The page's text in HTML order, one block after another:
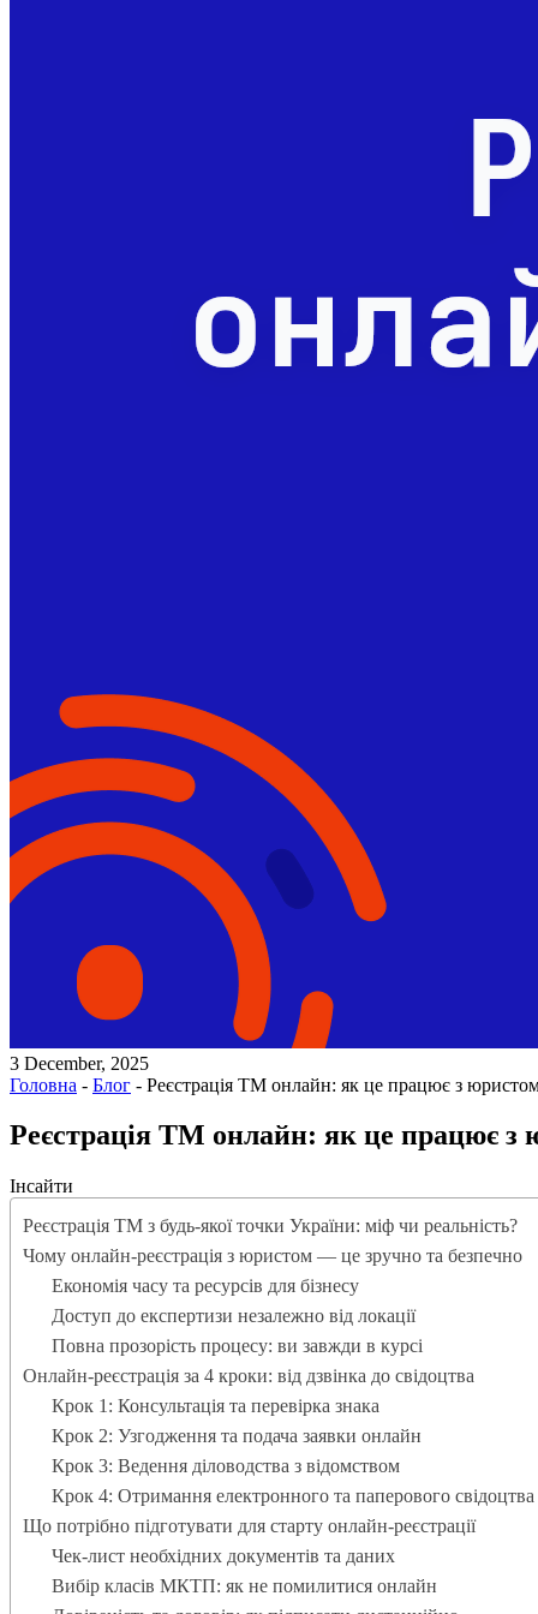
3 December, 2025
Головна - Блог - Реєстрація ТМ онлайн: як це працює з
Реєстрація ТМ онлайн: як це працює з
Інсайти
Реєстрація ТМ з будь-якої точки України: міф чи реальність?
Чому онлайн-реєстрація з юристом — це зручно та безпечно
Економія часу та ресурсів для бізнесу
Доступ до експертизи незалежно від локації
Повна прозорість процесу: ви завжди в курсі
Онлайн-реєстрація за 4 кроки: від дзвінка до свідоцтва
Крок 1: Консультація та перевірка знака
Крок 2: Узгодження та подача заявки онлайн
Крок 3: Ведення діловодства з відомством
Крок 4: Отримання електронного та паперового свідоцтва
Що потрібно підготувати для старту онлайн-реєстрації
Чек-лист необхідних документів та даних
Вибір класів МКТП: як не помилитися онлайн